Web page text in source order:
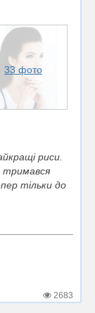
33 фото
риси.
тримався
тільки до
2683